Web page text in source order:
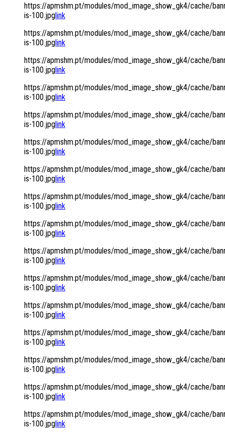
https://apmshm.pt/modules/mod_image_show_gk4/cache/
is-100.jpglink
https://apmshm.pt/modules/mod_image_show_gk4/cache/
is-100.jpglink
https://apmshm.pt/modules/mod_image_show_gk4/cache/
is-100.jpglink
https://apmshm.pt/modules/mod_image_show_gk4/cache/
is-100.jpglink
https://apmshm.pt/modules/mod_image_show_gk4/cache/
is-100.jpglink
https://apmshm.pt/modules/mod_image_show_gk4/cache/
is-100.jpglink
https://apmshm.pt/modules/mod_image_show_gk4/cache/
is-100.jpglink
https://apmshm.pt/modules/mod_image_show_gk4/cache/
is-100.jpglink
https://apmshm.pt/modules/mod_image_show_gk4/cache/
is-100.jpglink
https://apmshm.pt/modules/mod_image_show_gk4/cache/
is-100.jpglink
https://apmshm.pt/modules/mod_image_show_gk4/cache/
is-100.jpglink
https://apmshm.pt/modules/mod_image_show_gk4/cache/
is-100.jpglink
https://apmshm.pt/modules/mod_image_show_gk4/cache/
is-100.jpglink
https://apmshm.pt/modules/mod_image_show_gk4/cache/
is-100.jpglink
https://apmshm.pt/modules/mod_image_show_gk4/cache/
is-100.jpglink
https://apmshm.pt/modules/mod_image_show_gk4/cache/
is-100.jpglink